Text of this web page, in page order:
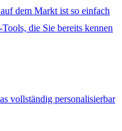
dem Markt ist so einfach
die Sie bereits kennen
vollständig personalisierbar